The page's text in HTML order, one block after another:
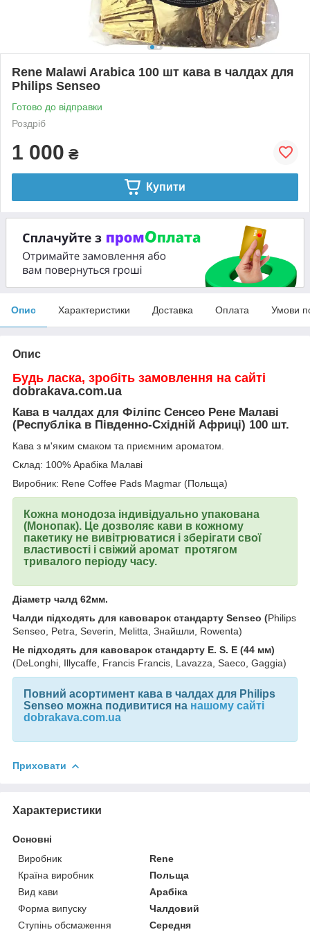
Rene Malawi Arabica 100 шт кава в чалдах для
Philips Senseo
Готово до відправки
Роздріб
1 000 ₴
Купити
Опис Характеристики Доставка Оплата Умови
Опис
Будь ласка, зробіть замовлення на сайті
dobrakava.com.ua
Кава в чалдах для Філіпс Сенсео Рене Малаві
(Республіка в Південно-Східній Африці) 100 шт.
Кава з м'яким смаком та приємним ароматом.
Склад: 100% Арабіка Малаві
Виробник: Rene Coffee Pads Magmar (Польща)
Кожна монодоза індивідуально упакована
(Монопак). Це дозволяє кави в кожному
пакетику не вивітрюватися і зберігати свої
властивості і свіжий аромат протягом
тривалого періоду часу.
Діаметр чалд 62мм.
Чалди підходять для кавоварок стандарту Senseo (Philips
Senseo, Petra, Severin, Melitta, Знайшли, Rowenta)
Не підходять для кавоварок стандарту E. S. E (44 мм)
(DeLonghi, Illycaffе, Francis Francis, Lavazza, Saeco, Gaggia)
Повний асортимент кава в чалдах для Philips
Senseo можна подивитися на нашому сайті
dobrakava.com.ua
Приховати
Характеристики
Основні
Виробник
Rene
Країна виробник
Польща
Вид кави
Арабіка
Форма випуску
Чалдовий
Ступінь обсмаження
Середня